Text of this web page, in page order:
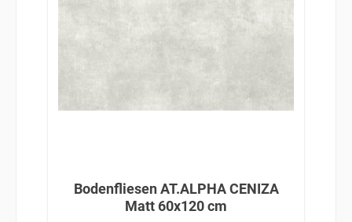
Bodenfliesen AT.ALPHA CENIZA
Matt 60x120 cm